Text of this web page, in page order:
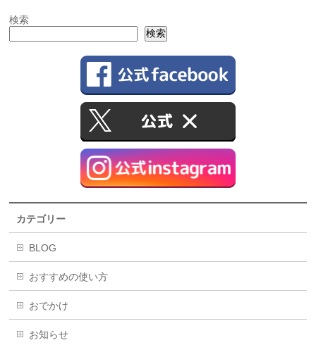
検索
検索
カテゴリー
BLOG
おすすめの使い方
おでかけ
お知らせ